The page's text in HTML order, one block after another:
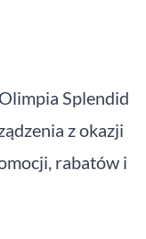
Splendid
z okazji
rabatów i